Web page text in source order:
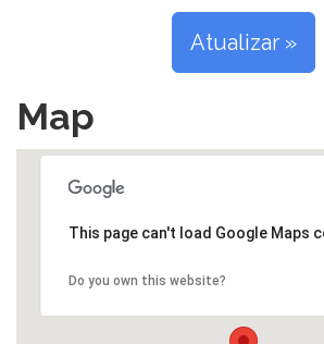
Atualizar »
Map
This page can't load Google Maps
Do you own this website?